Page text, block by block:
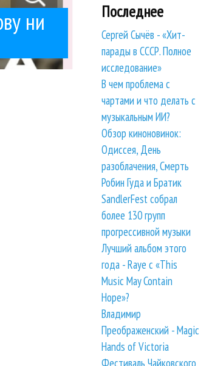
ни Последнее
Сергей Сычёв - «Хит-
парады в СССР. Полное
исследование»
В чем проблема с
чартами и что делать с
музыкальным ИИ?
Обзор киноновинок:
Одиссея, День
разоблачения, Смерть
Робин Гуда и Братик
SandlerFest собрал
более 130 групп
прогрессивной музыки
Лучший альбом этого
года - Raye с «This
Music May Contain
Hope»?
Владимир
Преображенский - Magic
Hands of Victoria